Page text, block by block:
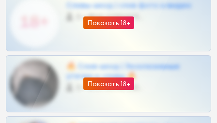
Показать 18+
Сливы шкод | слив фото и видео
0 •
Показать 18+
🔥 Слив шкод | Эксклюзивные
утечки и сливы 🔥
0 •